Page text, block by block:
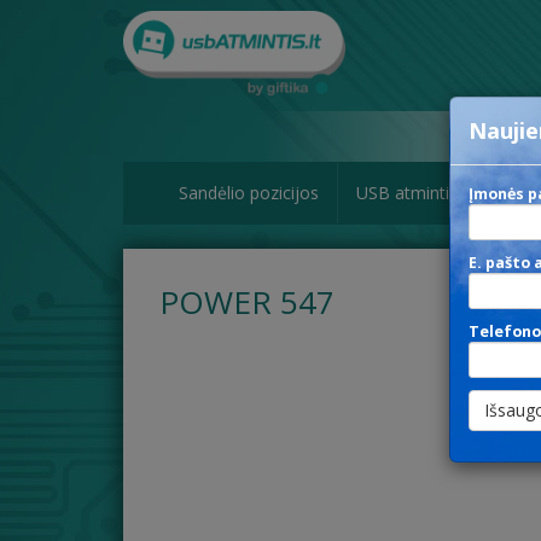
Paieška
Sandėlio pozicijos USB atmintinės
POWER 547
Įmonės
E. pašto